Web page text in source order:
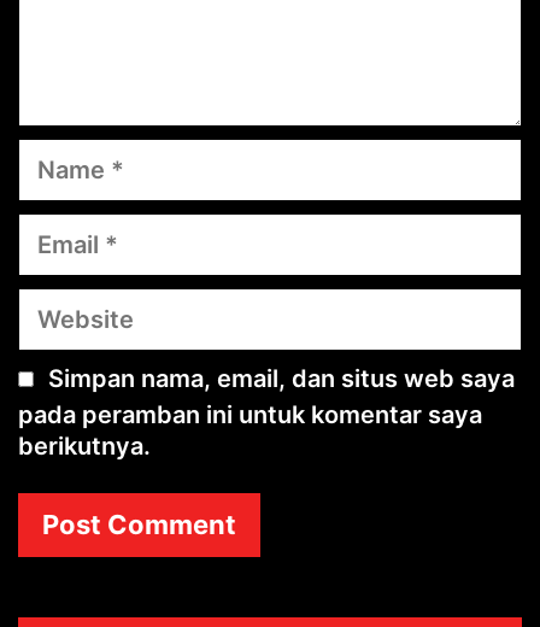
Simpan nama, email, dan situs web saya
pada peramban ini untuk komentar saya
berikutnya.